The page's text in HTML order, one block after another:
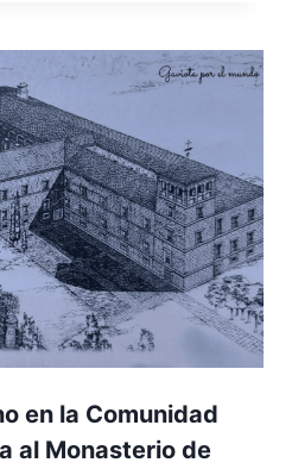
en la Comunidad
al Monasterio de